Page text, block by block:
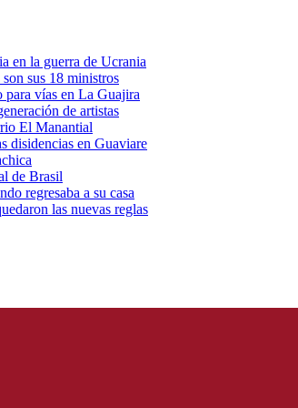
en la guerra de Ucrania
sus 18 ministros
para vías en La Guajira
de artistas
El Manantial
disidencias en Guaviare
de Brasil
regresaba a su casa
las nuevas reglas